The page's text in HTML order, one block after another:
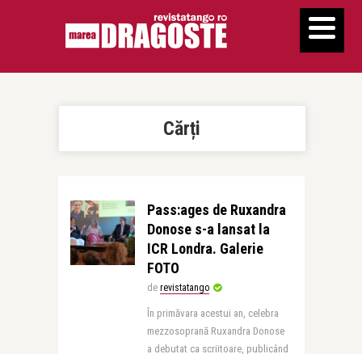
Cărți
Pass:ages de Ruxandra
Donose s-a lansat la
ICR Londra. Galerie
FOTO
de revistatango
În primăvara acestui an, celebra
mezzosoprană Ruxandra Donose
a debutat ca scriitoare, publicând